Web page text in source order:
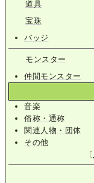
道具
宝珠
バッジ
モンスター
仲間モンスター
音楽
俗称・通称
関連人物・団体
その他
〔